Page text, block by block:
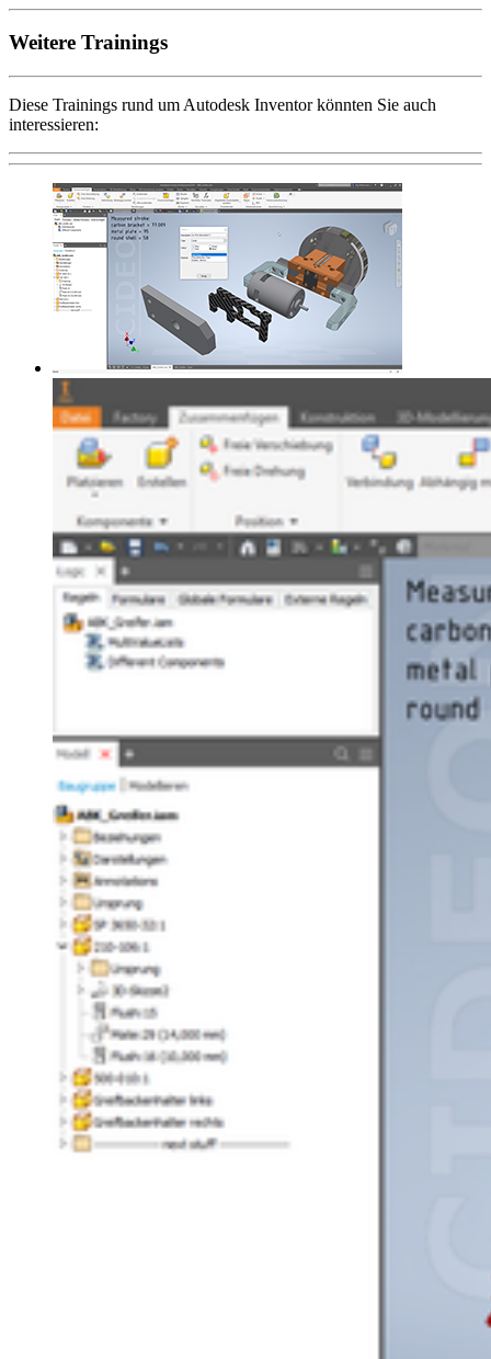
Weitere Trainings
Diese Trainings rund um Autodesk Inventor könnten Sie auch
interessieren: